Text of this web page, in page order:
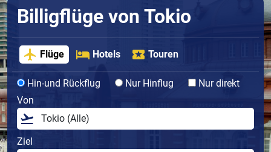
Billigflüge von Tokio
Flüge Hotels Touren
Hin-und Rückflug Nur Hinflug
Nur direkt
Von
Ziel